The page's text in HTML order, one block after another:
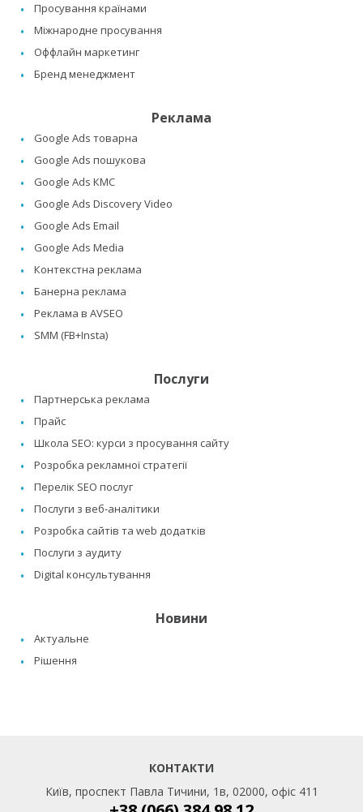
Просування країнами
Міжнародне просування
Оффлайн маркетинг
Бренд менеджмент
Реклама
Google Ads товарна
Google Ads пошукова
Google Ads КМС
Google Ads Discovery Video
Google Ads Email
Google Ads Media
Контекстна реклама
Банерна реклама
Реклама в AVSEO
SMM (FB+Insta)
Послуги
Партнерська реклама
Прайс
Школа SEO: курси з просування сайту
Розробка рекламної стратегії
Перелік SEO послуг
Послуги з веб-аналітики
Розробка сайтів та web додатків
Послуги з аудиту
Digital консультування
Новини
Актуальне
Рішення
КОНТАКТИ
Київ, проспект Павла Тичини, 1в, 02000, офіс 411